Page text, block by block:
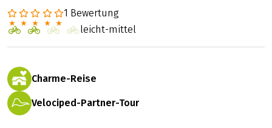
Charme-Reise
Velociped-Partner-Tour
1 Bewertung
leicht-mittel